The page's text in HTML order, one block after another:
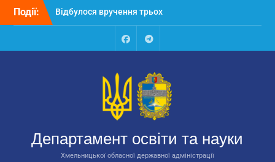
Перейти
Події:
Відбулося вручення трьох
автобусів для потреб
Відбулося засідання
освіти та науки обласної
державної адміністрації
Відбулась обласна
національно-патріотичне
виховання
FacebookTalegram
Департамент освіти та науки
Хмельницької обласної державної адміністрації